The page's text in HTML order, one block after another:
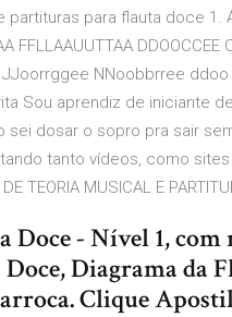
partituras para flauta doce 1.
FFLLAAUUTTAA DDOOCCEE
JJoorrggee NNoobbrree
Sou aprendiz de iniciante
sei dosar o sopro pra sair
tanto vídeos, como
TEORIA MUSICAL E
Doce - Nível 1,
Diagrama da
Clique